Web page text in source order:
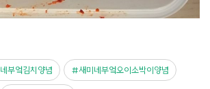
부엌김치양념 새미네부엌오이소박이양념